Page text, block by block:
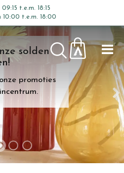
solden
promoties
09:15 t.e.m. 18:15
10:00 t.e.m. 18:00